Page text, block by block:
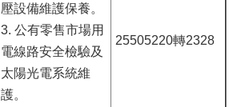
壓設備維護保養。
3. 公有零售市場用
電線路安全檢驗及
太陽光電系統維
護。
25505220轉2328